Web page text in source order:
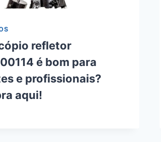
refletor
é bom para
e profissionais?
aqui!